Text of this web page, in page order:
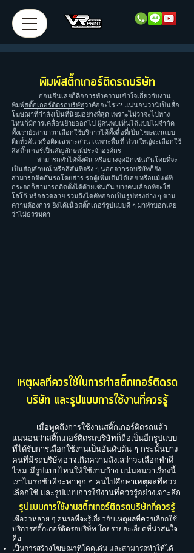
พิมพ์สติ๊กเกอร์ติดรถบริษัท
ก่อนอื่นเลยก็คือการทำความเข้าใจเกี่ยวกับงาน
พิมพ์สติ๊กเกอร์ติดรถบริษัทว่าคืออะไร?? แน่นอนว่านี่เป็นสื่อ
โฆษณาที่กำลังเป็นที่นิยมอย่างที่สุด เพราะไม่ว่าจะไปทาง
ไหนก็มีการเคลื่อนย้ายออกไป ผู้คนพบเห็นได้แบบไม่จำกัด
ทั้งเรายังสามารถเลือกใช้บริการได้ทั้งสื่อที่เป็นโฆษณาแบบ
ติดทั้งคัน หรือติดเฉพาะส่วน เฉพาะพื้นที่ ส่วนใหญ่จะเลือกใช้
สีสติ๊กเกอร์เป็นสัญลักษณ์ประจำองค์กร
สามารถทำได้ทั้งคัน หรือบางจุดอีกเช่นกันโดยที่จะ
เป็นสัญลักษณ์ หรือสีสันที่จริง ๆ นอกจากรถบริษัทก็ยัง
สามารถติดกันรถโดยสาร รถตู้เพิ่มเติมได้เลย หรือแม้แต่ที่
กระจกก็สามารถติดตั้งได้ด้วยเช่นกัน บางคนเลือกที่จะใส่
โลโก้ หรือลวดลาย รวมถึงไดคัทออกเป็นรูปทรงต่าง ๆ ตาม
ความต้องการ ยิ่งได้เนื้อสติ๊กเกอร์รูปแบบดี ๆ มาทำบอกเลย
ว่าไม่ธรรมดา
เหตุผลที่ควรใช้ในการทำสติ๊กเกอร์ติดรถ
บริษัท และรูปแบบการใช้งานที่ควรรู้
เมื่อพูดถึงการใช้งานสติ๊กเกอร์ติดรถแล้ว
แน่นอนว่าสติ๊กเกอร์ติดรถบริษัทก็ถือเป็นอีกรูปแบบ
ที่ได้รับการเลือกใช้งานเป็นอันดับต้น ๆ กระนั้นบาง
คนที่มีรถบริษัทอาจเกิดความลังเลว่าจะเลือกทำดี
ไหม มีรูปแบบไหนให้ใช้งานบ้าง แน่นอนว่าเรื่องนี้
เราไม่รอช้าที่จะพาทุก ๆ คนไปศึกษาเหตุผลที่ควร
เลือกใช้ และรูปแบบการใช้งานที่ควรรู้อย่างเจาะลึก
รูปแบบการใช้งานสติ๊กเกอร์ติดรถบริษัทที่ควรรู้
เชื่อว่าหลาย ๆ คนรอที่จะรู้เกี่ยวกับเหตุผลที่ควรเลือกใช้
บริการสติ๊กเกอร์ติดรถบริษัท โดยรายละเอียดที่น่าสนใจ
คือ
เป็นการสร้างโฆษณาที่โดดเด่น และสามารถทำให้ได้